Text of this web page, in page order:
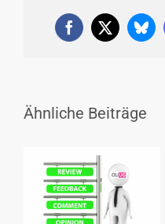
Facebook
X
Ähnliche Beiträge